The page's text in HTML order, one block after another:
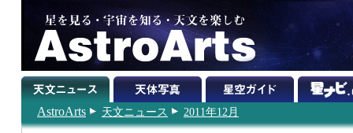
AstroArts 天文ニュース 2011年12月